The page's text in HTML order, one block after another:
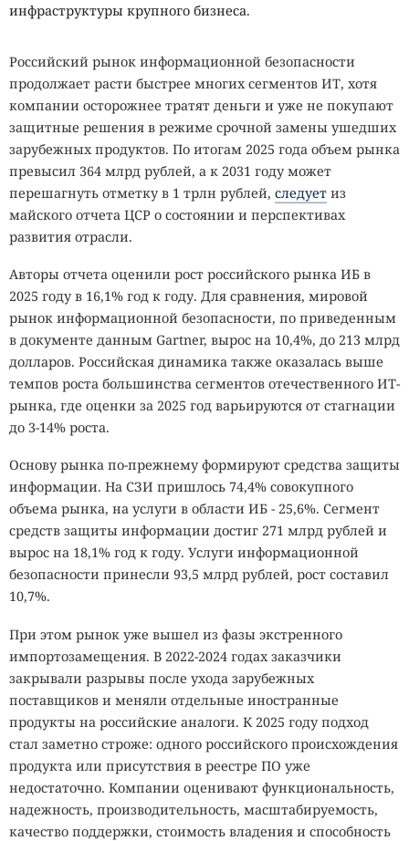
инфраструктуры крупного бизнеса.
Российский рынок информационной безопасности
продолжает расти быстрее многих сегментов ИТ, хотя
компании осторожнее тратят деньги и уже не покупают
защитные решения в режиме срочной замены ушедших
зарубежных продуктов. По итогам 2025 года объем рынка
превысил 364 млрд рублей, а к 2031 году может
перешагнуть отметку в 1 трлн рублей, следует из
майского отчета ЦСР о состоянии и перспективах
развития отрасли.
Авторы отчета оценили рост российского рынка ИБ в
2025 году в 16,1% год к году. Для сравнения, мировой
рынок информационной безопасности, по приведенным
в документе данным Gartner, вырос на 10,4%, до 213 млрд
долларов. Российская динамика также оказалась выше
темпов роста большинства сегментов отечественного ИТ-
рынка, где оценки за 2025 год варьируются от стагнации
до 3-14% роста.
Основу рынка по-прежнему формируют средства защиты
информации. На СЗИ пришлось 74,4% совокупного
объема рынка, на услуги в области ИБ - 25,6%. Сегмент
средств защиты информации достиг 271 млрд рублей и
вырос на 18,1% год к году. Услуги информационной
безопасности принесли 93,5 млрд рублей, рост составил
10,7%.
При этом рынок уже вышел из фазы экстренного
импортозамещения. В 2022-2024 годах заказчики
закрывали разрывы после ухода зарубежных
поставщиков и меняли отдельные иностранные
продукты на российские аналоги. К 2025 году подход
стал заметно строже: одного российского происхождения
продукта или присутствия в реестре ПО уже
недостаточно. Компании оценивают функциональность,
надежность, производительность, масштабируемость,
качество поддержки, стоимость владения и способность